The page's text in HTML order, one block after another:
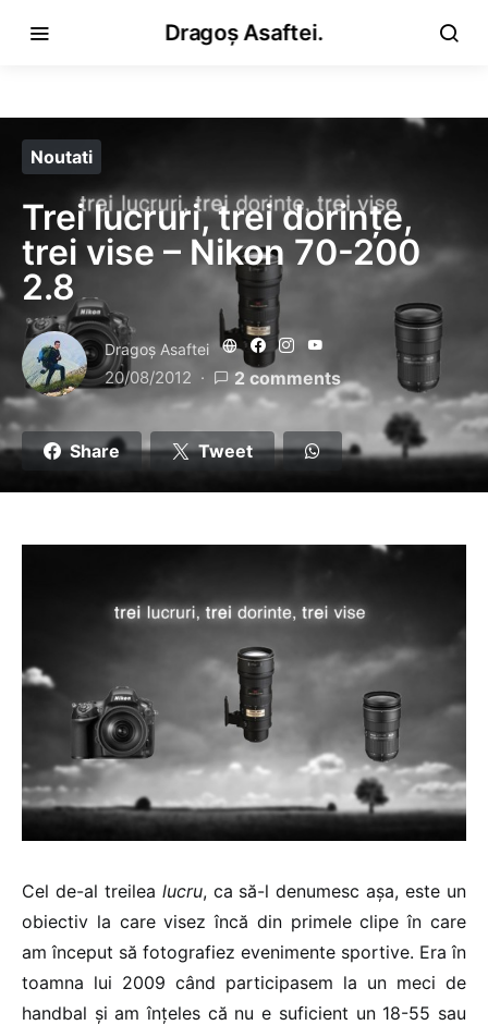
Dragoș Asaftei.
Noutati
Trei lucruri, trei dorințe,
trei vise – Nikon 70-200
2.8
Dragoş Asaftei
20/08/2012 2 comments
Share Tweet
Cel de-al treilea lucru, ca să-l denumesc așa, este un
obiectiv la care visez încă din primele clipe în care
am început să fotografiez evenimente sportive. Era în
toamna lui 2009 când participasem la un meci de
handbal și am înțeles că nu e suficient un 18-55 sau